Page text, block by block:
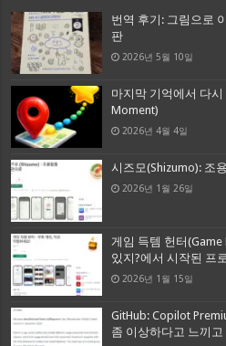
번역 후기: 그림으로
판
2026년 5월 10일
마지막 기억에서 다
Moment)
2026년 4월 4일
시즈모(Shizumo): 조
2026년 1월 26일
게임 득템 헌터
있지?에서 시작된 프
2026년 1월 15일
GitHub: Copilot
좀 이상하다고 느끼